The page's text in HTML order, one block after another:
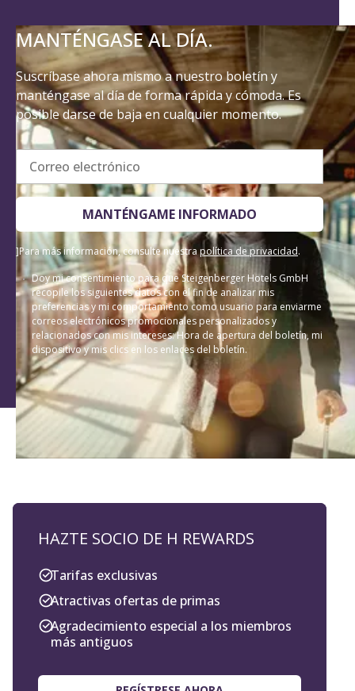
MANTÉNGASE AL DÍA.
Suscríbase ahora mismo a nuestro boletín y
manténgase al día de forma rápida y cómoda. Es
posible darse de baja en cualquier momento.
Correo electrónico
MANTÉNGAME INFORMADO
]Para más información, consulte nuestrapolítica de privacidad.
Doy mi consentimiento para que Steigenberger Hotels GmbH
recopile los siguientes datos con el fin de analizar mis
preferencias y mi comportamiento como usuario para enviarme
correos electrónicos promocionales personalizados y
relacionados con mis intereses: Hora de apertura del boletín, mi
dispositivo y mis clics en los enlaces del boletín.
HAZTE SOCIO DE H REWARDS
Tarifas exclusivas
Atractivas ofertas de primas
Agradecimiento especial a los miembros
más antiguos